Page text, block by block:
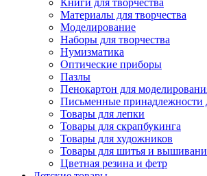
Книги для творчества
Материалы для творчества
Моделирование
Наборы для творчества
Нумизматика
Оптические приборы
Пазлы
Пенокартон для
Письменные принадлежности
Товары для лепки
Товары для скрапбукинга
Товары для художников
Товары для шитья и
Цветная резина и фетр